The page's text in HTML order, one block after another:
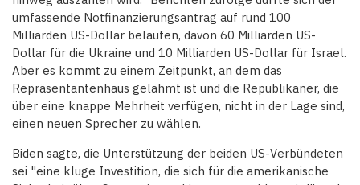
umfassende Notfinanzierungsantrag auf rund 100
Milliarden US-Dollar belaufen, davon 60 Milliarden US-
Dollar für die Ukraine und 10 Milliarden US-Dollar für Israel.
Aber es kommt zu einem Zeitpunkt, an dem das
Repräsentantenhaus gelähmt ist und die Republikaner, die
über eine knappe Mehrheit verfügen, nicht in der Lage sind,
einen neuen Sprecher zu wählen.
Biden sagte, die Unterstützung der beiden US-Verbündeten
sei "eine kluge Investition, die sich für die amerikanische